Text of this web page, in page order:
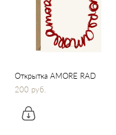
Открытка AMORE RAD
200 pуб.